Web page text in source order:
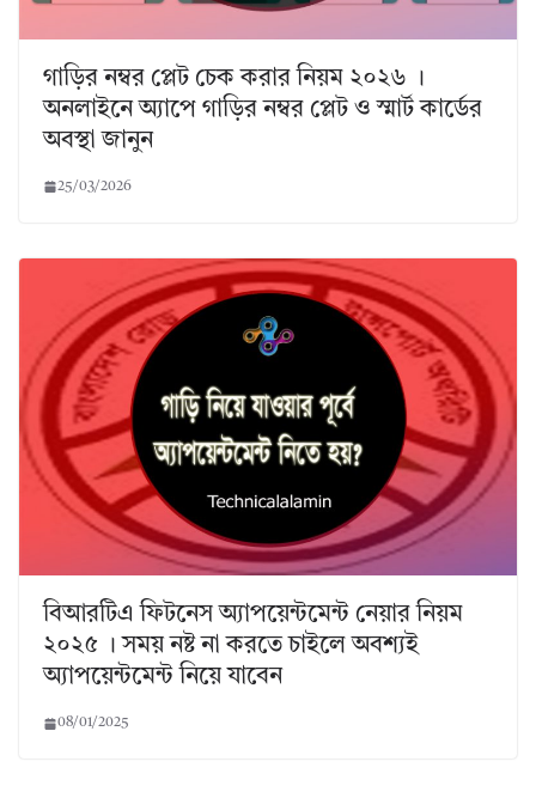
গাড়ির নম্বর প্লেট চেক করার নিয়ম ২০২৬ ।
অনলাইনে অ্যাপে গাড়ির নম্বর প্লেট ও স্মার্ট কার্ডের
অবস্থা জানুন
25/03/2026
বিআরটিএ ফিটনেস অ্যাপয়েন্টমেন্ট নেয়ার নিয়ম
২০২৫ । সময় নষ্ট না করতে চাইলে অবশ্যই
অ্যাপয়েন্টমেন্ট নিয়ে যাবেন
08/01/2025